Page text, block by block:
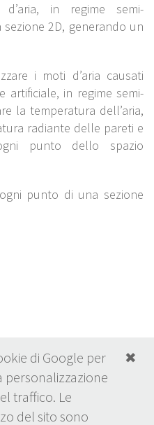
in regime semi-
2D, generando un
i moti d’aria causati
artificiale, in regime semi-
la temperatura dell’aria,
radiante delle pareti e
punto dello spazio
punto di una sezione
- Foto: Anne Friederike
✖
di Google per
personalizzazione
traffico. Le
del sito sono